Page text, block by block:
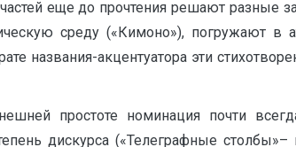
еще до прочтения решают разные
среду («Кимоно»), погружают в
названия-акцентуатора эти
простоте номинация почти
дискурса («Телеграфные